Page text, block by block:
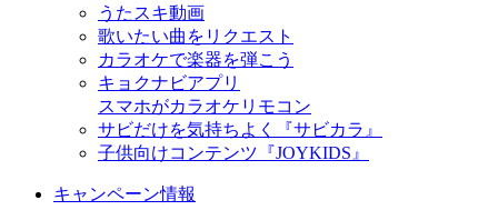
うたスキ動画
歌いたい曲をリクエスト
カラオケで楽器を弾こう
キョクナビアプリ
スマホがカラオケリモコン
サビだけを気持ちよく『サビカラ』
子供向けコンテンツ『JOYKIDS』
キャンペーン情報